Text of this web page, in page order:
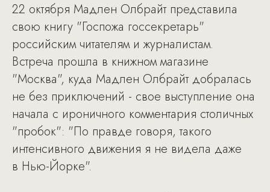
22 октября Мадлен Олбрайт представила
свою книгу "Госпожа госсекретарь"
российским читателям и журналистам.
Встреча прошла в книжном магазине
"Москва", куда Мадлен Олбрайт добралась
не без приключений - свое выступление она
начала с ироничного комментария столичных
"пробок": "По правде говоря, такого
интенсивного движения я не видела даже
в Нью-Йорке".